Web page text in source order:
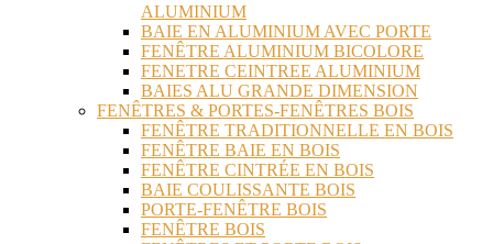
ALUMINIUM
BAIE EN ALUMINIUM AVEC PORTE
FENÊTRE ALUMINIUM BICOLORE
FENETRE CEINTREE ALUMINIUM
BAIES ALU GRANDE DIMENSION
FENÊTRES & PORTES-FENÊTRES BOIS
FENÊTRE TRADITIONNELLE EN BOIS
FENÊTRE BAIE EN BOIS
FENÊTRE CINTRÉE EN BOIS
BAIE COULISSANTE BOIS
PORTE-FENÊTRE BOIS
FENÊTRE BOIS